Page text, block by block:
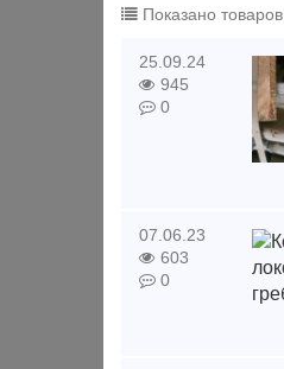
Показано товаров
25.09.24
945
0
07.06.23
603
0